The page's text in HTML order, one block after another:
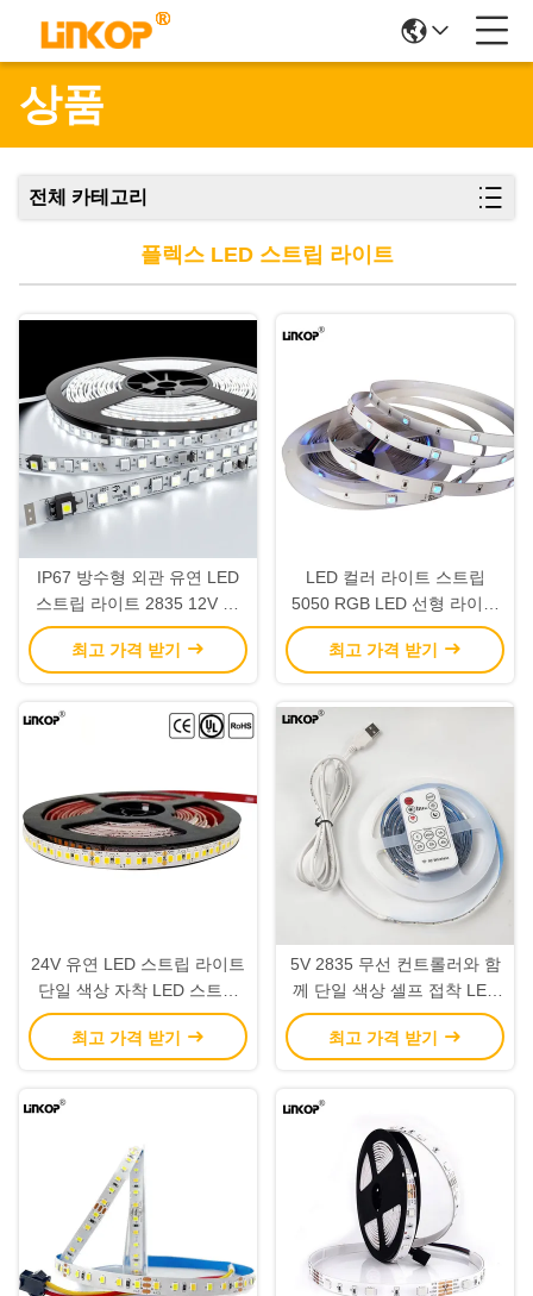
상품
전체 카테고리
플렉스 LED 스트립 라이트
IP67 방수형 외관 유연 LED
스트립 라이트 2835 12V 60
라이트 / m 단일 색상
최고 가격 받기
LED 컬러 라이트 스트립
5050 RGB LED 선형 라이트
DC5V 30 LED/M IP20
최고 가격 받기
24V 유연 LED 스트립 라이트
단일 색상 자착 LED 스트립
라이트 2835
최고 가격 받기
5V 2835 무선 컨트롤러와 함
께 단일 색상 셀프 접착 LED
라이트 스트립
최고 가격 받기